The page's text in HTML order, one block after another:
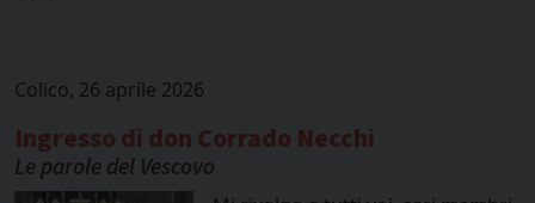
Colico, 26 aprile 2026
Ingresso di don Corrado Necchi
Le parole del Vescovo